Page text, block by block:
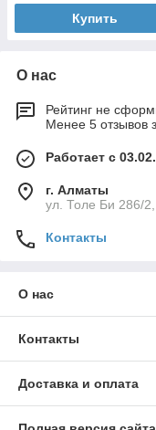
Купить
О нас
Рейтинг не
Менее 5 отзывов
Работает с
г. Алматы
ул. Толе Би 286/
Контакты
О нас
Контакты
Доставка и оплата